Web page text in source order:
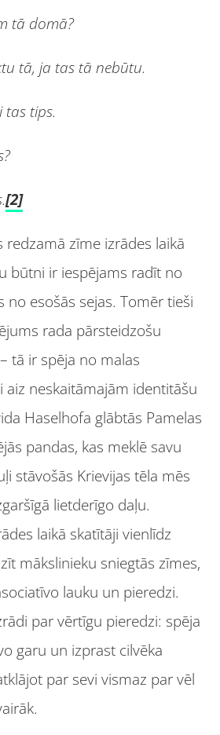
tā domā?
tā, ja tas tā nebūtu.
tas tips.
[2]
redzamā zīme izrādes laikā
būtni ir iespējams radīt no
no esošās sejas. Tomēr tieši
rada pārsteidzošu
tā ir spēja no malas
aiz neskaitāmajām identitāšu
Haselhofa glābtās Pamelas
pandas, kas meklē savu
stāvošās Krievijas tēla mēs
lietderīgo daļu.
laikā skatītāji vienlīdz
mākslinieku sniegtās zīmes,
lauku un pieredzi.
par vērtīgu pieredzi: spēja
garu un izprast cilvēka
par sevi vismaz par vēl